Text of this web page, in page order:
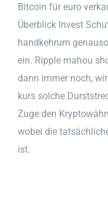
Bitcoin für euro
Überblick Invest
handkehrum
ein. Ripple mahou
dann immer noch,
kurs solche
Zuge den
wobei die
ist.